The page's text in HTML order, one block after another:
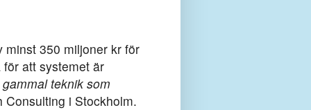
minst 350 miljoner kr för
att systemet är
teknik som
i Stockholm.